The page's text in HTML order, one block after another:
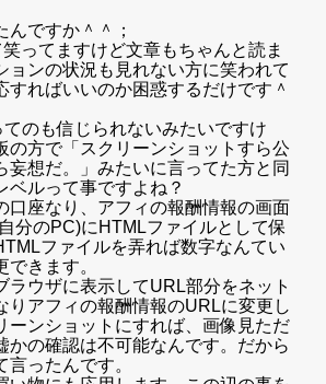
んですか＾＾；
ってますけど文章もちゃんと読ま
ョンの状況も見れない方に笑われて
すればいいのか困惑するだけです＾
のも信じられないみたいですけ
の方で「スクリーンショットすら公
妄想だ。」みたいに言ってた方と同
ベルって事ですよね？
口座なり、アフィの報酬情報の画面
分のPC)にHTMLファイルとして保
ファイルを弄れば数字なんてい
できます。
ラウザに表示してURL部分をネット
りアフィの報酬情報のURLに変更し
ーンショットにすれば、画像見ただ
かの確認は不可能なんです。だから
ったんです。